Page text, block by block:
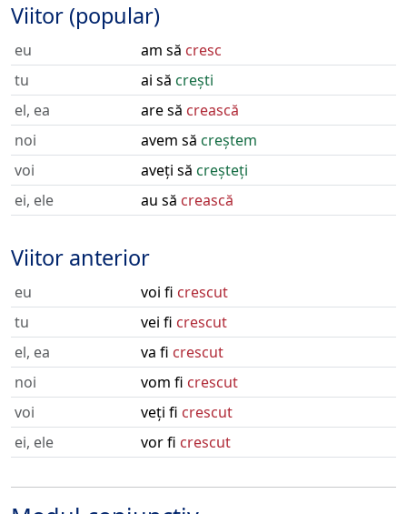
Viitor (popular)
eu am să cresc
tu
ai să crești
el, ea
are să crească
noi
avem să creștem
voi
aveți să creșteți
ei, ele
au să crească
Viitor anterior
eu voi fi crescut
tu
vei fi crescut
el, ea
va fi crescut
noi
vom fi crescut
voi
veți fi crescut
ei, ele
vor fi crescut